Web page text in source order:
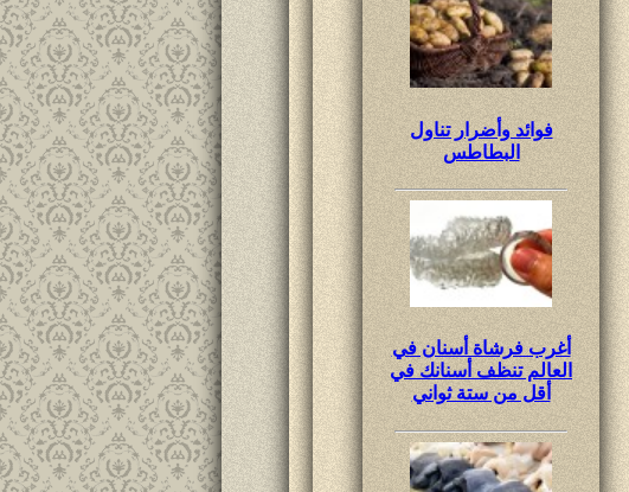
فوائد وأضرار تناول
البطاطس
أغرب فرشاة أسنان في
العالم تنظف أسنانك في
أقل من ستة ثواني